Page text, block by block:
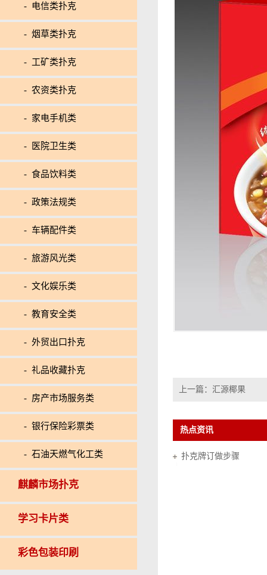
- 电信类扑克
- 烟草类扑克
- 工矿类扑克
- 农资类扑克
- 家电手机类
- 医院卫生类
- 食品饮料类
- 政策法规类
- 车辆配件类
- 旅游风光类
- 文化娱乐类
- 教育安全类
- 外贸出口扑克
- 礼品收藏扑克
- 房产市场服务类
- 银行保险彩票类
- 石油天燃气化工类
麒麟市场扑克
学习卡片类
彩色包装印刷
上一篇： 汇源椰果
热点资讯
扑克牌订做步骤